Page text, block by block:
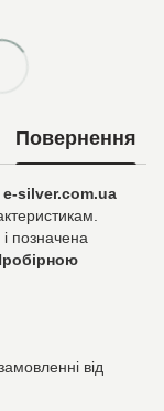
Повернення
e-silver.com.ua
позначена
від